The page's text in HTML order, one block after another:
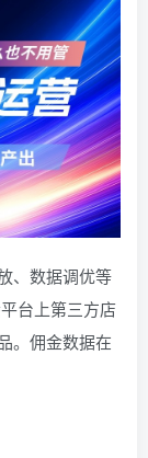
、数据调优等
台上第三方店
。佣金数据在